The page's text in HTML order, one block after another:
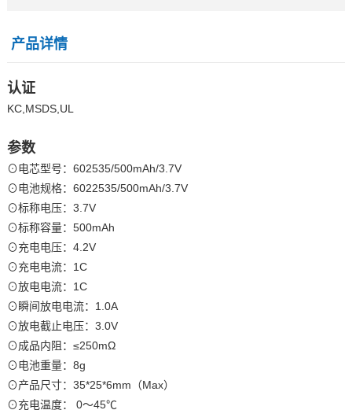
产品详情
认证
KC,MSDS,UL
参数
⊙电芯型号：602535/500mAh/3.7V
⊙电池规格：6022535/500mAh/3.7V
⊙标称电压：3.7V
⊙标称容量：500mAh
⊙充电电压：4.2V
⊙充电电流：1C
⊙放电电流：1C
⊙瞬间放电电流：1.0A
⊙放电截止电压：3.0V
⊙成品内阻：≤250mΩ
⊙电池重量：8g
⊙产品尺寸：35*25*6mm（Max）
⊙充电温度： 0～45℃